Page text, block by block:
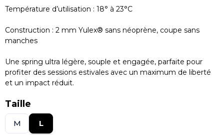
Température d’utilisation : 18° à 23°C
Construction : 2 mm Yulex® sans néoprène, coupe sans
manches
Une spring ultra légère, souple et engagée, parfaite pour
profiter des sessions estivales avec un maximum de liberté
et un impact réduit.
Taille
M L